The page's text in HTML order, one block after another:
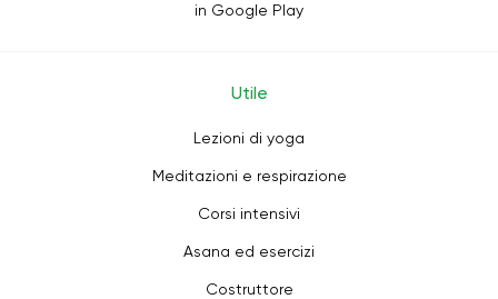
in Google Play
Utile
Lezioni di yoga
Meditazioni e respirazione
Corsi intensivi
Asana ed esercizi
Costruttore